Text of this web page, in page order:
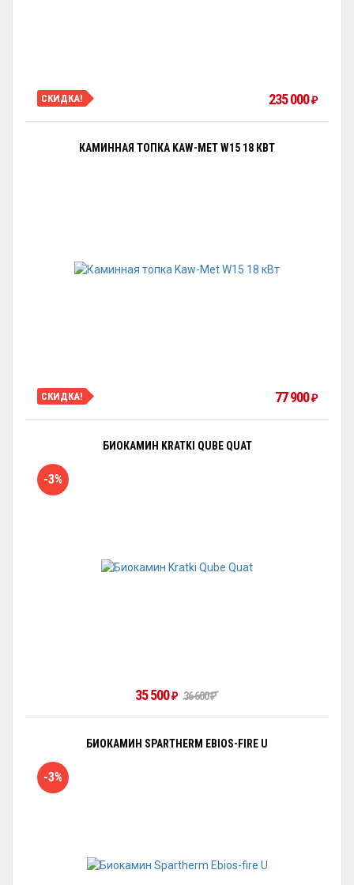
СКИДКА! 235 000₽
КАМИННАЯ ТОПКА KAW-MET W15 18 КВТ
СКИДКА! 77 900₽
БИОКАМИН KRATKI QUBE QUAT
-3%
35 500₽ 36 600₽
БИОКАМИН SPARTHERM EBIOS-FIRE U
-3%